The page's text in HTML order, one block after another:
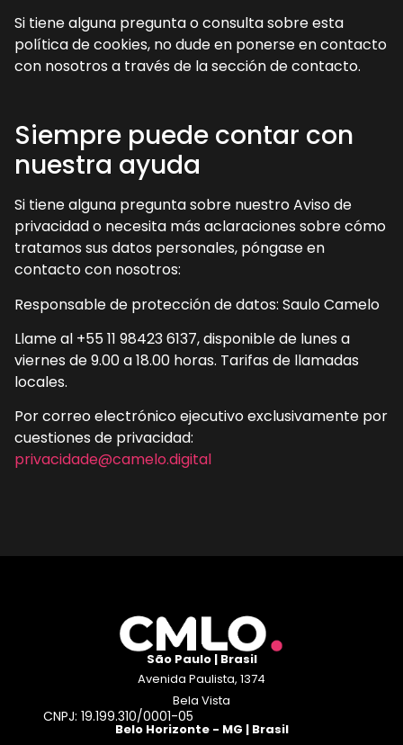
Si tiene alguna pregunta o consulta sobre esta
política de cookies, no dude en ponerse en contacto
con nosotros a través de la sección de contacto.
Siempre puede contar con
nuestra ayuda
Si tiene alguna pregunta sobre nuestro Aviso de
privacidad o necesita más aclaraciones sobre cómo
tratamos sus datos personales, póngase en
contacto con nosotros:
Responsable de protección de datos: Saulo Camelo
Llame al +55 11 98423 6137, disponible de lunes a
viernes de 9.00 a 18.00 horas. Tarifas de llamadas
locales.
Por correo electrónico ejecutivo exclusivamente por
cuestiones de privacidad:
privacidade@camelo.digital
São Paulo | Brasil
Avenida Paulista, 1374
Bela Vista
CNPJ: 19.199.310/0001-05
Belo Horizonte - MG | Brasil